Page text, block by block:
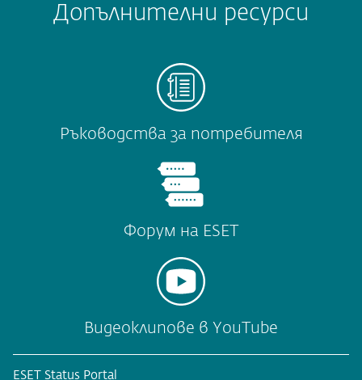
Допълнителни ресурси
Ръководства за потребителя
Форум на ESET
Видеоклипове в YouTube
ESET Status Portal